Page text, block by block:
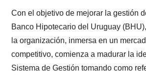
Con el objetivo de mejorar la gestión
Banco Hipotecario del Uruguay
la organización, inmersa en un
competitivo, comienza a madurar la
Sistema de Gestión tomando como